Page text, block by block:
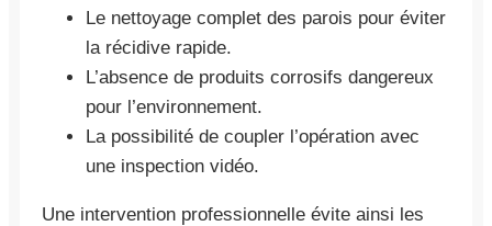
Le nettoyage complet des parois pour éviter
la récidive rapide.
L’absence de produits corrosifs dangereux
pour l’environnement.
La possibilité de coupler l’opération avec
une inspection vidéo.
Une intervention professionnelle évite ainsi les